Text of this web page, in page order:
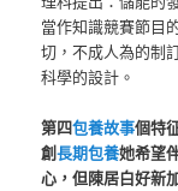
當作知識競賽節目
切，不成人為的制
科學的設計。
第四包養故事個特
創長期包養她希望
心，但陳居白好新